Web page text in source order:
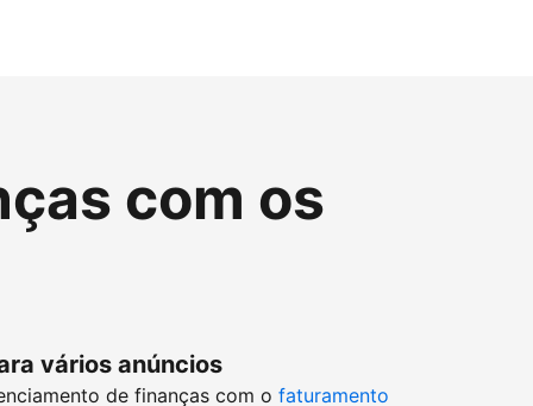
com os
vários anúncios
de finanças com o faturamento